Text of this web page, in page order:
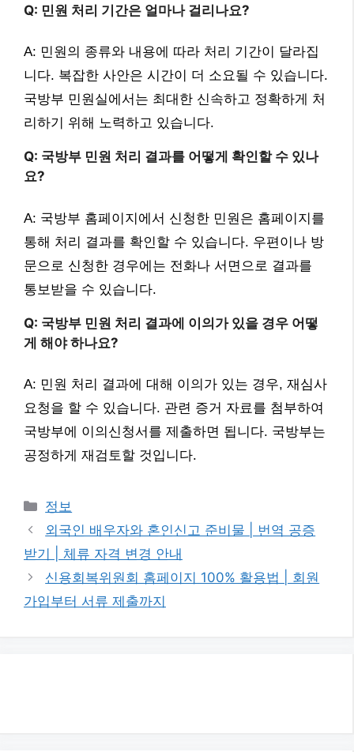
Q: 민원 처리 기간은 얼마나 걸리나요?
A: 민원의 종류와 내용에 따라 처리 기간이 달라집
니다. 복잡한 사안은 시간이 더 소요될 수 있습니다.
국방부 민원실에서는 최대한 신속하고 정확하게 처
리하기 위해 노력하고 있습니다.
Q: 국방부 민원 처리 결과를 어떻게 확인할 수 있나
요?
A: 국방부 홈페이지에서 신청한 민원은 홈페이지를
통해 처리 결과를 확인할 수 있습니다. 우편이나 방
문으로 신청한 경우에는 전화나 서면으로 결과를
통보받을 수 있습니다.
Q: 국방부 민원 처리 결과에 이의가 있을 경우 어떻
게 해야 하나요?
A: 민원 처리 결과에 대해 이의가 있는 경우, 재심사
요청을 할 수 있습니다. 관련 증거 자료를 첨부하여
국방부에 이의신청서를 제출하면 됩니다. 국방부는
공정하게 재검토할 것입니다.
카
테
고
리
정보
외국인 배우자와 혼인신고 준비물 | 번역 공증
받기 | 체류 자격 변경 안내
신용회복위원회 홈페이지 100% 활용법 | 회원
가입부터 서류 제출까지